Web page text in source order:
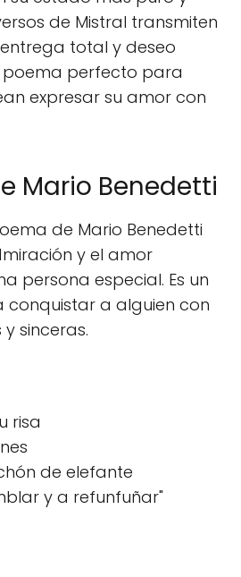
de Mistral transmiten
total y deseo
poema perfecto para
expresar su amor con
Mario Benedetti
de Mario Benedetti
y el amor
persona especial. Es un
a alguien con
sinceras.
risa
de elefante
y a refunfuñar"